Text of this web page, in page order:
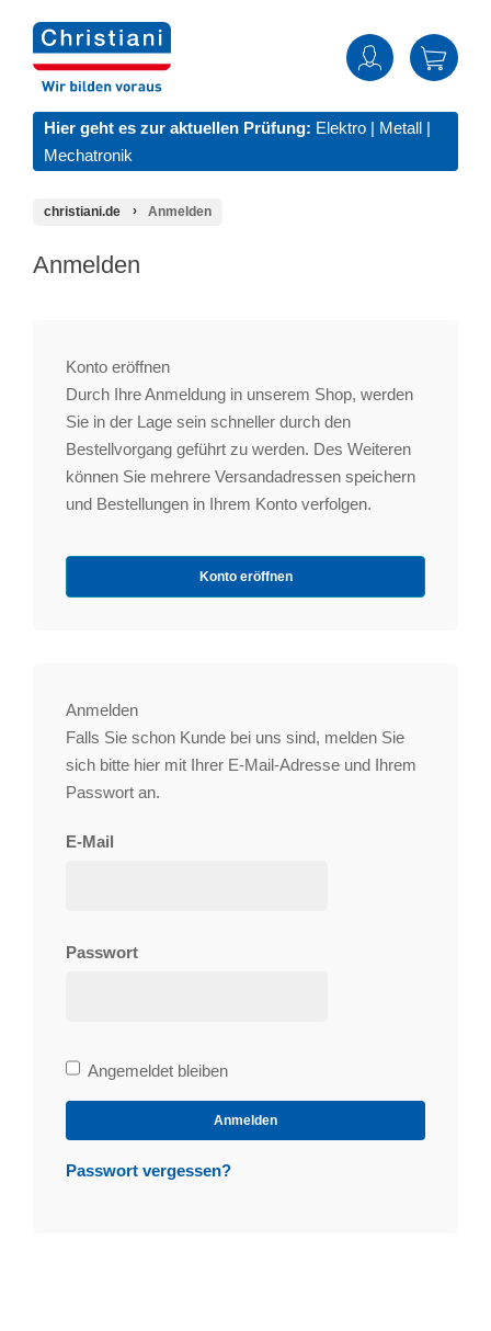
Hier geht es zur aktuellen Prüfung: Elektro | Metall |
Mechatronik
christiani.de Anmelden
Anmelden
Konto eröffnen
Durch Ihre Anmeldung in unserem Shop, werden
Sie in der Lage sein schneller durch den
Bestellvorgang geführt zu werden. Des Weiteren
können Sie mehrere Versandadressen speichern
und Bestellungen in Ihrem Konto verfolgen.
Konto eröffnen
Anmelden
Falls Sie schon Kunde bei uns sind, melden Sie
sich bitte hier mit Ihrer E-Mail-Adresse und Ihrem
Passwort an.
E-Mail
Passwort
Bleibe
angemeldet
Angemeldet bleiben
Anmelden
Passwort vergessen?